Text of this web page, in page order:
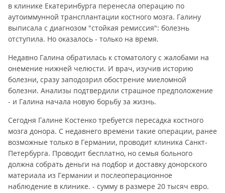
в клинике Екатеринбурга перенесла операцию по
аутоиммунной трансплантации костного мозга. Галину
выписала с диагнозом "стойкая ремиссия": болезнь
отступила. Но оказалось - только на время.
Недавно Галина обратилась к стоматологу с жалобами на
онемение нижней челюсти. И врач, изучив историю
болезни, сразу заподозрил обострение миеломной
болезни. Анализы подтвердили страшное предположение
- и Галина начала новую борьбу за жизнь.
Сегодня Галине Костенко требуется пересадка костного
мозга донора. С недавнего времени такие операции, ранее
возможные только в Германии, проводит клиника Санкт-
Петербурга. Проводит бесплатно, но семья больного
должна собрать деньги на подбор и доставку донорского
материала из Германии и послеоперационное
наблюдение в клинике. - сумму в размере 20 тысяч евро.